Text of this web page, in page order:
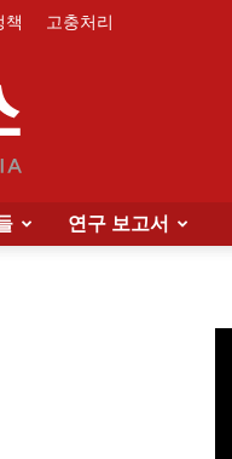
책 고충처리
연구 보고서